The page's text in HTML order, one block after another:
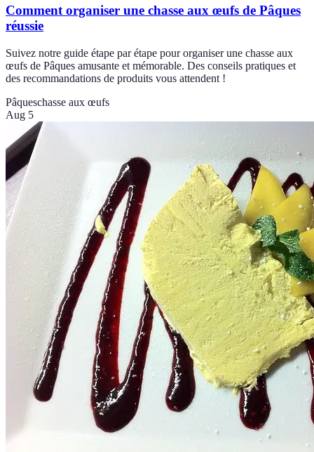
Comment organiser une chasse aux œufs de Pâques
réussie
Suivez notre guide étape par étape pour organiser une chasse aux
œufs de Pâques amusante et mémorable. Des conseils pratiques et
des recommandations de produits vous attendent !
Pâqueschasse aux œufs
Aug 5